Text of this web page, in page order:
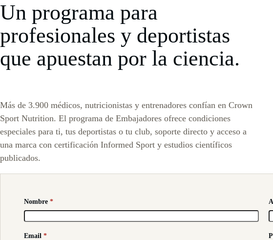
Un programa para
profesionales y deportistas
que apuestan por la ciencia.
Más de 3.900 médicos, nutricionistas y entrenadores confían en Crown
Sport Nutrition. El programa de Embajadores ofrece condiciones
especiales para ti, tus deportistas o tu club, soporte directo y acceso a
una marca con certificación Informed Sport y estudios científicos
publicados.
Nombre *
Email *